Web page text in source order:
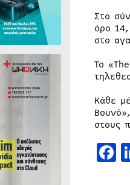
Στο
όρο
στο
Το
Κάθε
στους